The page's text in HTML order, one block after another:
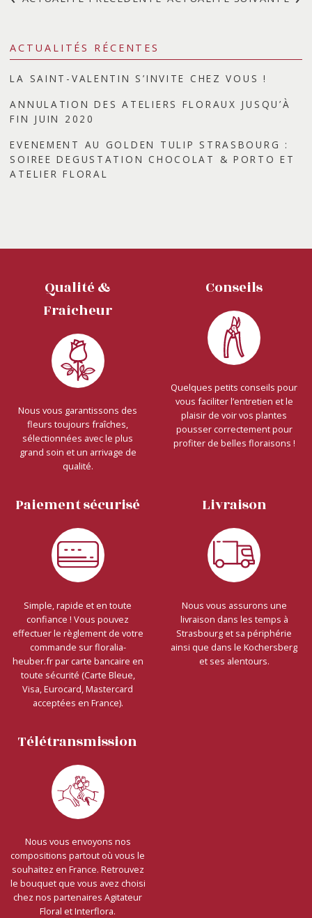
Décors et vitrines
Entretien des plantes
Votre mariage sur-mesure
Créations florales
Nos réalisations
ACTUALITÉS RÉCENTES
LA SAINT-VALENTIN S’INVITE CHEZ VOUS !
ANNULATION DES ATELIERS FLORAUX JUSQU’À
FIN JUIN 2020
EVENEMENT AU GOLDEN TULIP STRASBOURG :
SOIREE DEGUSTATION CHOCOLAT & PORTO ET
ATELIER FLORAL
Qualité &
Fraîcheur
Nous vous garantissons des
fleurs toujours fraîches,
sélectionnées avec le plus
grand soin et un arrivage de
qualité.
Conseils
Quelques petits conseils pour
vous faciliter l’entretien et le
plaisir de voir vos plantes
pousser correctement pour
profiter de belles floraisons !
Paiement sécurisé
Simple, rapide et en toute
confiance ! Vous pouvez
effectuer le règlement de votre
commande sur floralia-
heuber.fr par carte bancaire en
toute sécurité (Carte Bleue,
Visa, Eurocard, Mastercard
acceptées en France).
Livraison
Nous vous assurons une
livraison dans les temps à
Strasbourg et sa périphérie
ainsi que dans le Kochersberg
et ses alentours.
Télétransmission
Nous vous envoyons nos
compositions partout où vous le
souhaitez en France. Retrouvez
le bouquet que vous avez choisi
chez nos partenaires Agitateur
Floral et Interflora.